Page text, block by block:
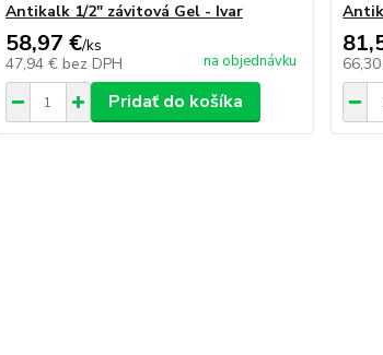
Antikalk 1/2" závitová Gel - Ivar
58,97 €/ks
47,94 € bez DPH na objednávku
Pridať do košíka